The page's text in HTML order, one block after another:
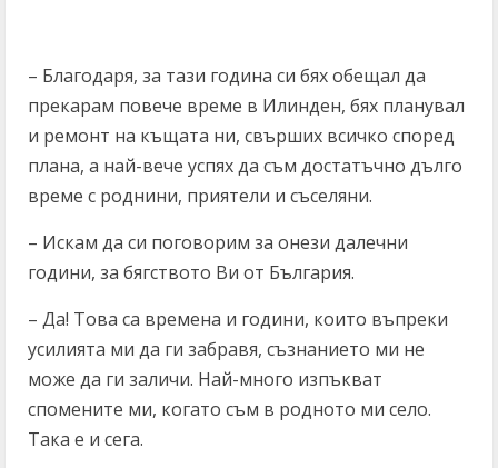
– Благодаря, за тази година си бях обещал да
прекарам повече време в Илинден, бях планувал
и ремонт на къщата ни, свърших всичко според
плана, а най-вече успях да съм достатъчно дълго
време с роднини, приятели и съселяни.
– Искам да си поговорим за онези далечни
години, за бягството Ви от България.
– Да! Това са времена и години, които въпреки
усилията ми да ги забравя, съзнанието ми не
може да ги заличи. Най-много изпъкват
спомените ми, когато съм в родното ми село.
Така е и сега.